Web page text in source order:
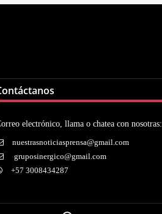
electrónico, llama o chatea con nosotras:
nuestrasnoticiasprensa@gmail.com
gruposinergico@gmail.com
+57 3008434287